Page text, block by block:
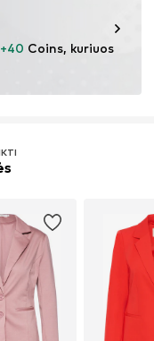
+40 Coins, kuriuos